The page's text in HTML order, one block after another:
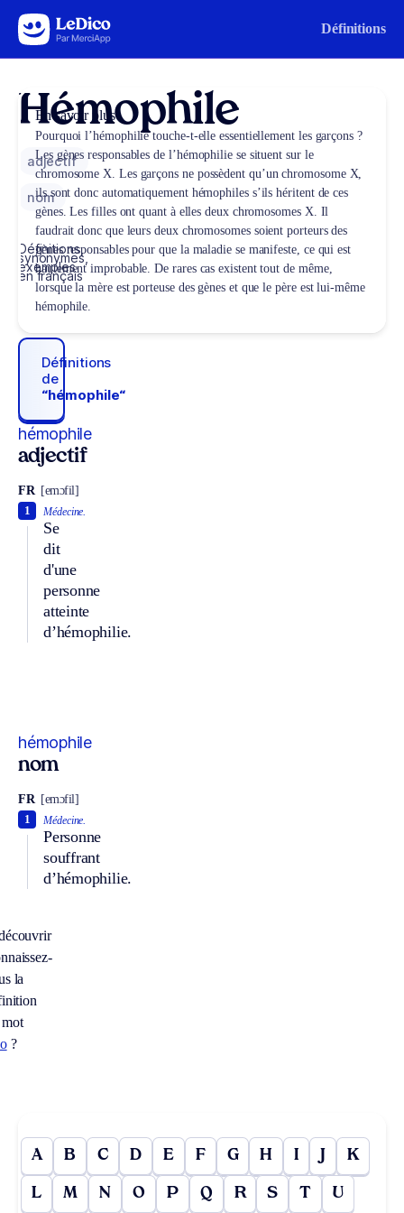
Aller au contenu Définitions
Hémophile
adjectif
nom
Définitions,
synonymes,
exemples
en français
Définitions
de
“hémophile“
hémophile
adjectif
FR [emɔfil]
Médecine.
Se
dit
d'une
personne
atteinte
d’hémophilie.
1
hémophile
nom
FR [emɔfil]
Médecine.
Personne
souffrant
d’hémophilie.
1
la
?
En savoir plus
Pourquoi l’hémophilie touche-t-elle essentiellement les garçons ?
Les gènes responsables de l’hémophilie se situent sur le
chromosome X. Les garçons ne possèdent qu’un chromosome X,
ils sont donc automatiquement hémophiles s’ils héritent de ces
gènes. Les filles ont quant à elles deux chromosomes X. Il
faudrait donc que leurs deux chromosomes soient porteurs des
gènes responsables pour que la maladie se manifeste, ce qui est
hautement improbable. De rares cas existent tout de même,
lorsque la mère est porteuse des gènes et que le père est lui-même
hémophile.
A B C D E F G H I J K
L M N O P Q R S T U